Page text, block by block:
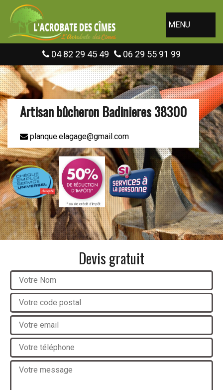
MENU
04 82 29 45 49 06 29 55 91 99
Artisan bûcheron Badinieres 38300
planque.elagage@gmail.com
Devis gratuit